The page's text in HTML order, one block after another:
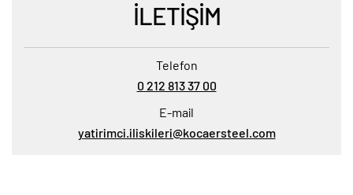
İLETIŞIM
Telefon
0 212 813 37 00
E-mail
yatirimci.iliskileri@kocaersteel.com